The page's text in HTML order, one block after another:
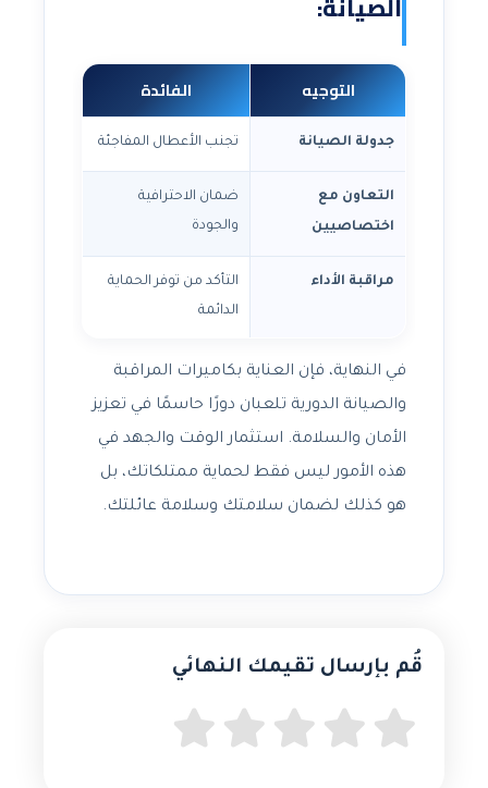
الصيانة:
التوجيه الفائدة
جدولة الصيانة تجنب الأعطال المفاجئة
التعاون مع
اختصاصيين
ضمان الاحترافية
والجودة
مراقبة الأداء
التأكد من توفر الحماية
الدائمة
في النهاية، فإن العناية بكاميرات المراقبة
والصيانة الدورية تلعبان دورًا حاسمًا في تعزيز
الأمان والسلامة. استثمار الوقت والجهد في
هذه الأمور ليس فقط لحماية ممتلكاتك، بل
هو كذلك لضمان سلامتك وسلامة عائلتك.
قُم بإرسال تقيمك النهائي